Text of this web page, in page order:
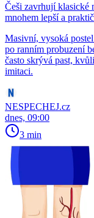
Češi zavrhují klasické
mnohem lepší a
Masivní, vysoká
po ranním probuzení
často skrývá past,
imitaci.
NESPECHEJ.cz
dnes, 09:00
3 min